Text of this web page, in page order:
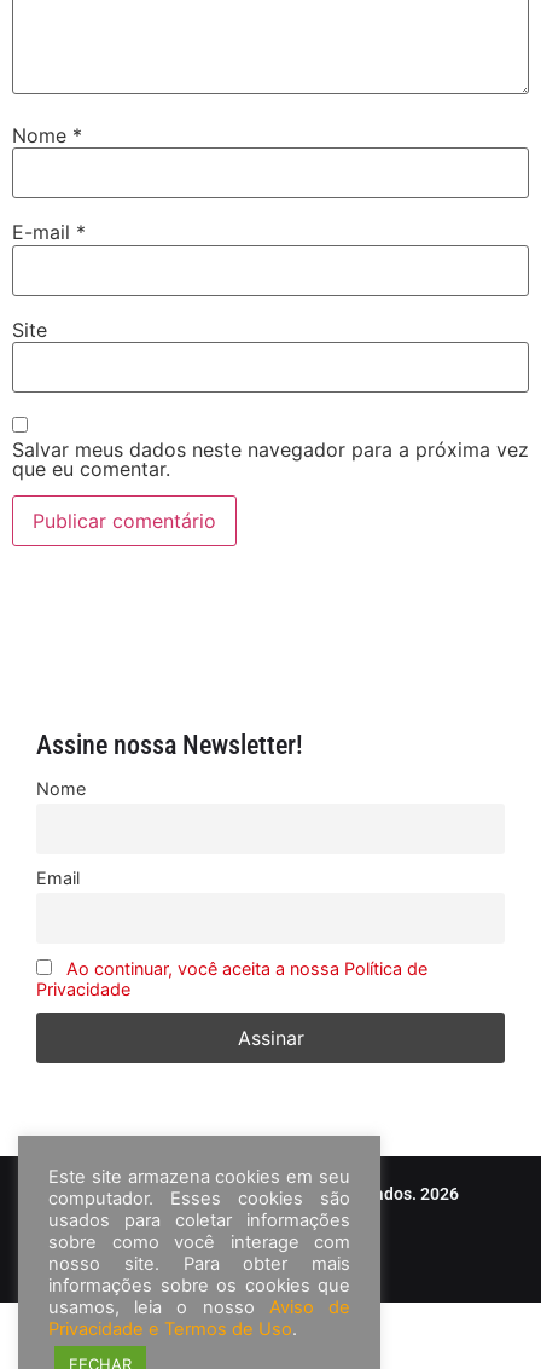
Nome *
E-mail *
Site
Salvar meus dados neste navegador para a próxima vez
que eu comentar.
Assine nossa Newsletter!
Nome
Email
Ao continuar, você aceita a nossa Política de
Privacidade
© Frota&Cia - Todos os direitos reservados. 2026
Este site armazena cookies em seu
computador. Esses cookies são
usados para coletar informações
sobre como você interage com
nosso site. Para obter mais
informações sobre os cookies que
usamos, leia o nosso Aviso de
Privacidade e Termos de Uso.
FECHAR